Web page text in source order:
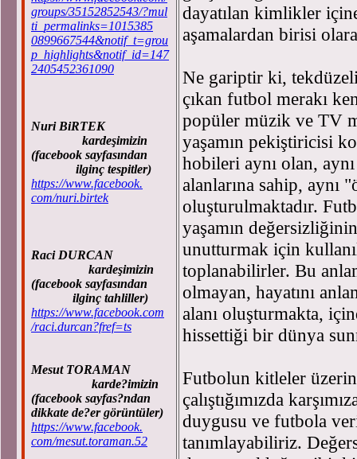
groups/35152852543/?mul
ti_permalinks=1015385
0899667544&notif_t=grou
p_highlights&notif_id=147
2405452361090
Nuri BiRTEK
kardeşimizin
(facebook sayfasından
ilginç tespitler)
https://www.facebook.
com/nuri.birtek
Raci DURCAN
kardeşimizin
(facebook sayfasından
ilginç tahliller)
https://www.facebook.com
/raci.durcan?fref=ts
Mesut TORAMAN
karde?imizin
(facebook sayfas?ndan
dikkate de?er görüntüler)
https://www.facebook.
com/mesut.toraman.52
dayatılan kimlikler
aşamalardan birisi
Ne gariptir ki,
çıkan futbol merakı
popüler müzik ve TV
yaşamın pekiştiricisi
hobileri aynı olan,
alanlarına sahip, aynı
oluşturulmaktadır.
yaşamın
unutturmak için
toplanabilirler. Bu
olmayan, hayatını
alanı oluşturmakta,
hissettiği bir dünya
Futbolun kitleler
çalıştığımızda
duygusu ve futbola
tanımlayabiliriz.